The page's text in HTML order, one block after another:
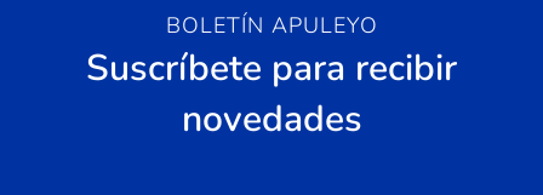
BOLETÍN APULEYO
Suscríbete para recibir
novedades